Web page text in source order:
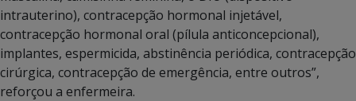
intrauterino), contracepção hormonal injetável,
contracepção hormonal oral (pílula anticoncepcional),
implantes, espermicida, abstinência periódica, contracepção
cirúrgica, contracepção de emergência, entre outros”,
reforçou a enfermeira.